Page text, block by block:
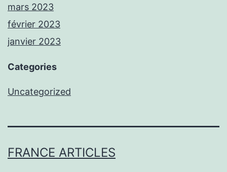
mars 2023
février 2023
janvier 2023
Categories
Uncategorized
FRANCE ARTICLES